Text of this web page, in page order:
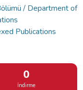
/ Department of
Publications
0
İndirme